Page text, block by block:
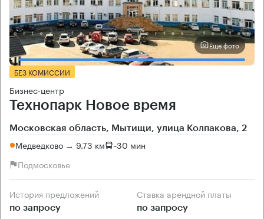
Еще фото
БЕЗ КОМИССИИ
Бизнес-центр
Технопарк Новое время
Московская область, Мытищи, улица Колпакова, 2
Медведково → 9.73 км ~30 мин
Подмосковье
История предложений
по запросу
Ставка арендной платы
по запросу